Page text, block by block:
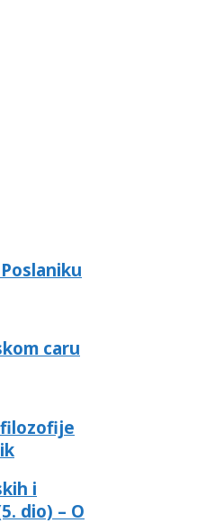
caru
i
dio) – O